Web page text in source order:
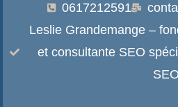
0617212591
Leslie Grandemange –
et consultante SEO
SEO